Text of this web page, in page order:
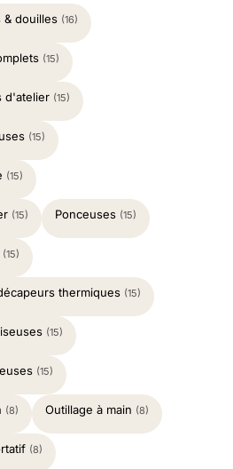
& douilles (16)
(15)
d'atelier (15)
(15)
(15)
(15) Ponceuses (15)
(15)
thermiques (15)
(15)
(15)
(8) Outillage à main (8)
(8)